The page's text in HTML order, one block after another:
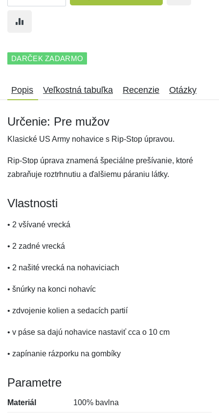
DARČEK ZADARMO
Popis Veľkostná tabuľka Recenzie Otázky
Určenie: Pre mužov
Klasické US Army nohavice s Rip-Stop úpravou.
Rip-Stop úprava znamená špeciálne prešívanie, ktoré
zabraňuje roztrhnutiu a ďalšiemu páraniu látky.
Vlastnosti
• 2 všívané vrecká
• 2 zadné vrecká
• 2 našité vrecká na nohaviciach
• šnúrky na konci nohavíc
• zdvojenie kolien a sedacích partií
• v páse sa dajú nohavice nastaviť cca o 10 cm
• zapínanie rázporku na gombíky
Parametre
Materiál 100% bavlna